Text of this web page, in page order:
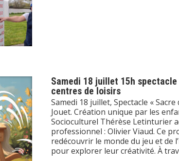
Samedi 18 juillet 15h
centres de loisirs
Samedi 18 juillet, Spectacle «
Jouet. Création unique par les
Socioculturel Thérèse Letinturier
professionnel : Olivier Viaud. Ce
redécouvrir le monde du jeu et de
pour explorer leur créativité. À